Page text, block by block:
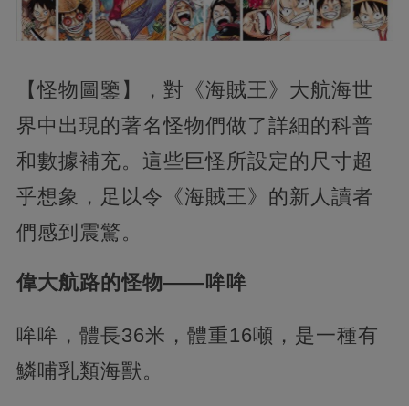
【怪物圖鑒】，對《海賊王》大航海世
界中出現的著名怪物們做了詳細的科普
和數據補充。這些巨怪所設定的尺寸超
乎想象，足以令《海賊王》的新人讀者
們感到震驚。
偉大航路的怪物——哞哞
哞哞，體長36米，體重16噸，是一種有
鱗哺乳類海獸。